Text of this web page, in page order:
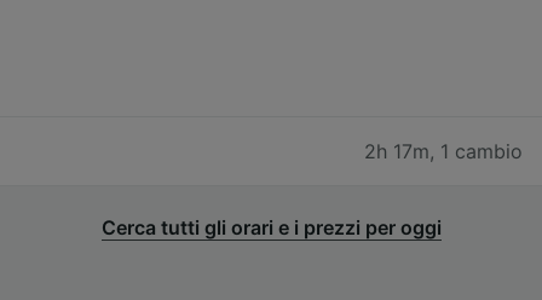
2h 17m, 1 cambio
Cerca tutti gli orari e i prezzi per oggi